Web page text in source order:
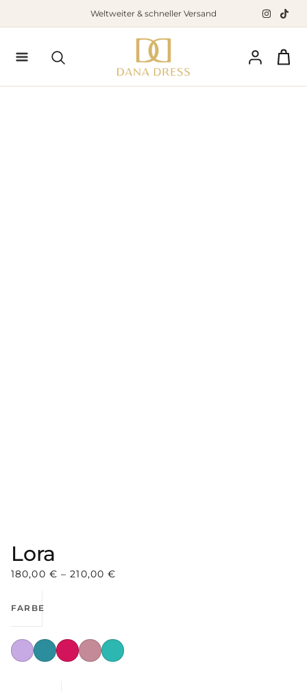
Weltweiter & schneller Versand
Suchen
Lora
180,00 € –210,00€
FARBE